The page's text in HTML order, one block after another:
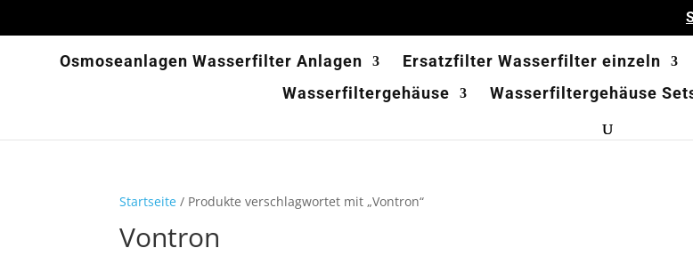
Osmoseanlagen Wasserfilter Anlagen Ersatzfilter Wasserfilter einzeln
Wasserfiltergehäuse
Wasserfiltergehäuse
Startseite / Produkte verschlagwortet mit „Vontron“
Vontron